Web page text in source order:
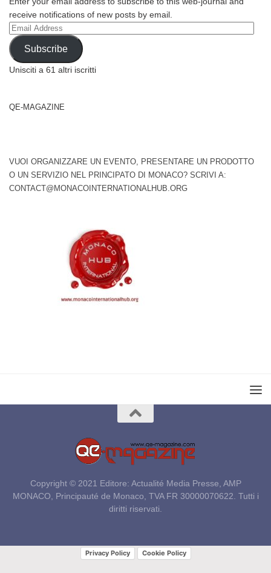
receive notifications of new posts by email.
Email
Address
Subscribe
Unisciti a 61 altri iscritti
QE-MAGAZINE
VUOI ORGANIZZARE UN EVENTO, PRESENTARE UN PRODOTTO
O UN SERVIZIO NEL PRINCIPATO DI MONACO? SCRIVI A:
CONTACT@MONACOINTERNATIONALHUB.ORG
Copyright © 2021 Editore: Actualité Media Presse, AMP
MONACO, Principauté de Monaco, TVA FR 30000070622. Tutti i
diritti riservati.
Privacy Policy Cookie Policy